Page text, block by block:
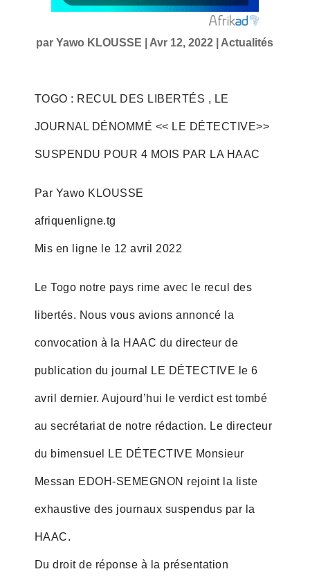
parYawo KLOUSSE Avr 12, 2022 Actualités
TOGO : RECUL DES LIBERTÉS , LE
JOURNAL DÉNOMMÉ << LE DÉTECTIVE>>
SUSPENDU POUR 4 MOIS PAR LA HAAC
Par Yawo KLOUSSE
afriquenligne.tg
Mis en ligne le 12 avril 2022
Le Togo notre pays rime avec le recul des
libertés. Nous vous avions annoncé la
convocation à la HAAC du directeur de
publication du journal LE DÉTECTIVE le 6
avril dernier. Aujourd’hui le verdict est tombé
au secrétariat de notre rédaction. Le directeur
du bimensuel LE DÉTECTIVE Monsieur
Messan EDOH-SEMEGNON rejoint la liste
exhaustive des journaux suspendus par la
HAAC.
Du droit de réponse à la présentation